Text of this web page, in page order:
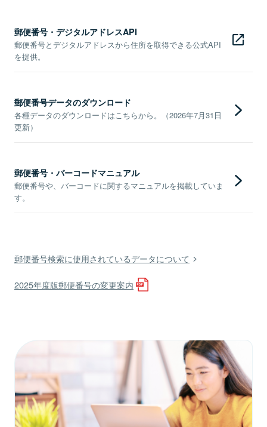
郵便番号・デジタルアドレスAPI
郵便番号とデジタルアドレスから住所を取得できる公式API
を提供。
郵便番号データのダウンロード
各種データのダウンロードはこちらから。（2026年7月31日
更新）
郵便番号・バーコードマニュアル
郵便番号や、バーコードに関するマニュアルを掲載していま
す。
郵便番号検索に使用されているデータについて
2025年度版郵便番号の変更案内